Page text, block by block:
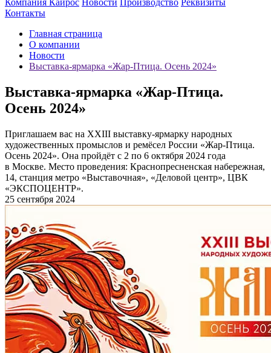
Компания Кайрос Новости Производство Реквизиты
Контакты
Главная страница
О компании
Новости
Выставка-ярмарка «Жар-Птица. Осень 2024»
Выставка-ярмарка «Жар-Птица.
Осень 2024»
Приглашаем вас на XXIII выставку-ярмарку народных
художественных промыслов и ремёсел России «Жар-Птица.
Осень 2024». Она пройдёт с 2 по 6 октября 2024 года
в Москве. Место проведения: Краснопресненская набережная,
14, станция метро «Выставочная», «Деловой центр», ЦВК
«ЭКСПОЦЕНТР».
25 сентября 2024